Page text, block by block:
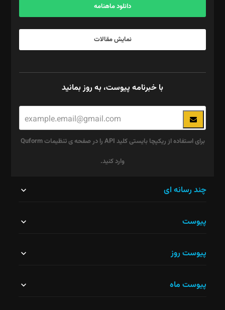
دانلود ماهنامه
نمایش مقالات
با خبرنامه پیوست، به روز بمانید
برای استفاده از ریکپچا بایستی کلید API را در صفحه ی تنظیمات Quform
وارد کنید.
نباید
شود.
چند رسانه ای
پیوست
پیوست روز
پیوست ماه